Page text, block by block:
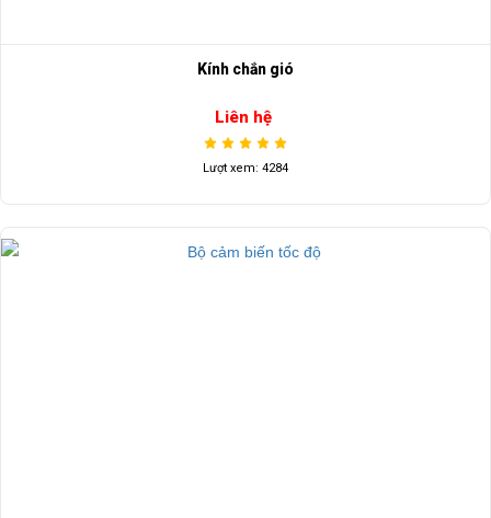
Kính chắn gió
Liên hệ
Lượt xem: 4284